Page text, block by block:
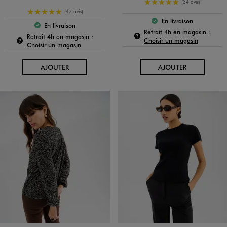
5/5 de moyenne
(47 avis)
Le produit est disponible :
En livraison
Retrait 4h en magasin :Pour connaître la disponibilité de ce produit :
Choisir un magasin
AJOUTERAU PANIER
(34 avis)
Le produit est
En livraison
Retrait 4h en magasin :
Choisir un magasin
AJOUTERAU PANIER